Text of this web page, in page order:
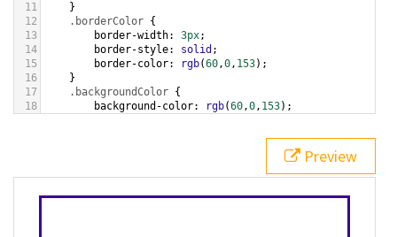
11
}
12
.borderColor {
13
border-width: 3px;
14
border-style: solid ;
15
border-color: rgb(60,0, 153);
16
}
17
.backgroundColor {
18
background-color: rgb(60,0, 153);
bottom ,
white, rgb(60,0,153));
Preview